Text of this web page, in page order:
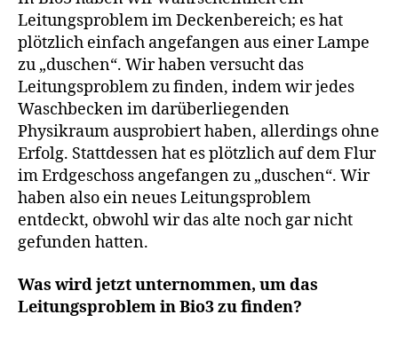
Leitungsproblem im Deckenbereich; es hat
plötzlich einfach angefangen aus einer Lampe
zu „duschen“. Wir haben versucht das
Leitungsproblem zu finden, indem wir jedes
Waschbecken im darüberliegenden
Physikraum ausprobiert haben, allerdings ohne
Erfolg. Stattdessen hat es plötzlich auf dem Flur
im Erdgeschoss angefangen zu „duschen“. Wir
haben also ein neues Leitungsproblem
entdeckt, obwohl wir das alte noch gar nicht
gefunden hatten.
Was wird jetzt unternommen, um das
Leitungsproblem in Bio3 zu finden?